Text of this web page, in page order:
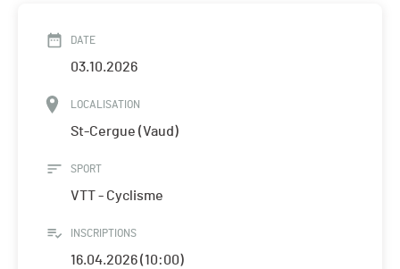
DATE
03.10.2026
LOCALISATION
St-Cergue (Vaud)
SPORT
VTT - Cyclisme
INSCRIPTIONS
16.04.2026 (10:00)